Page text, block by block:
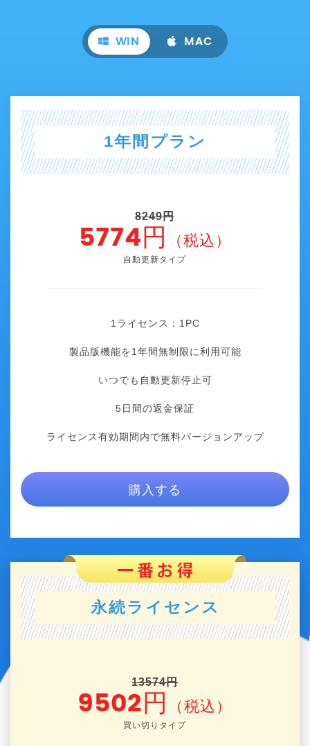
WIN MAC
1年間プラン
8249円
5774円 （税込）
自動更新タイプ
1ライセンス：1 PC
製品版機能を1年間無制限に利用可能
いつでも自動更新停止可
5日間の返金保証
ライセンス有効期間内で無料バージョンアップ
購入する
永続ライセンス
13574円
9502円 （税込）
買い切りタイプ